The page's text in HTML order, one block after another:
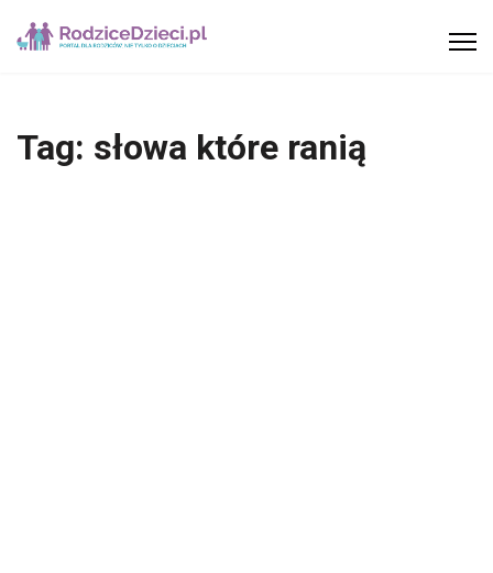
Tag: słowa które ranią